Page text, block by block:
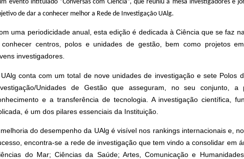
evento intitulado “Conversas com Ciência”, que reuniu à mesa investigadores e
de dar a conhecer melhor a Rede de Investigação UAlg.
uma periodicidade anual, esta edição é dedicada à Ciência que se faz
centros, polos e unidades de gestão, bem como projetos
investigadores.
conta com um total de nove unidades de investigação e sete Polos
Unidades de Gestão que asseguram, no seu conjunto, a
e a transferência de tecnologia. A investigação científica,
é um dos pilares essenciais da Instituição.
do desempenho da UAlg é visível nos rankings internacionais e,
encontra-se a rede de investigação que tem vindo a consolidar em
do Mar; Ciências da Saúde; Artes, Comunicação e